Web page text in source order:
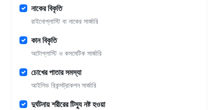
নাকের বিকৃতি
রাইনোপ্লাস্টি বা নাকের সার্জারি
কান বিকৃতি
অটোপ্লাস্টি ও কসমেটিক সার্জারি
চোখের পাতার সমস্যা
আইলিড রিকন্সট্রাকশন সার্জারি
দুর্ঘটনায় শরীরের টিস্যু নষ্ট হওয়া